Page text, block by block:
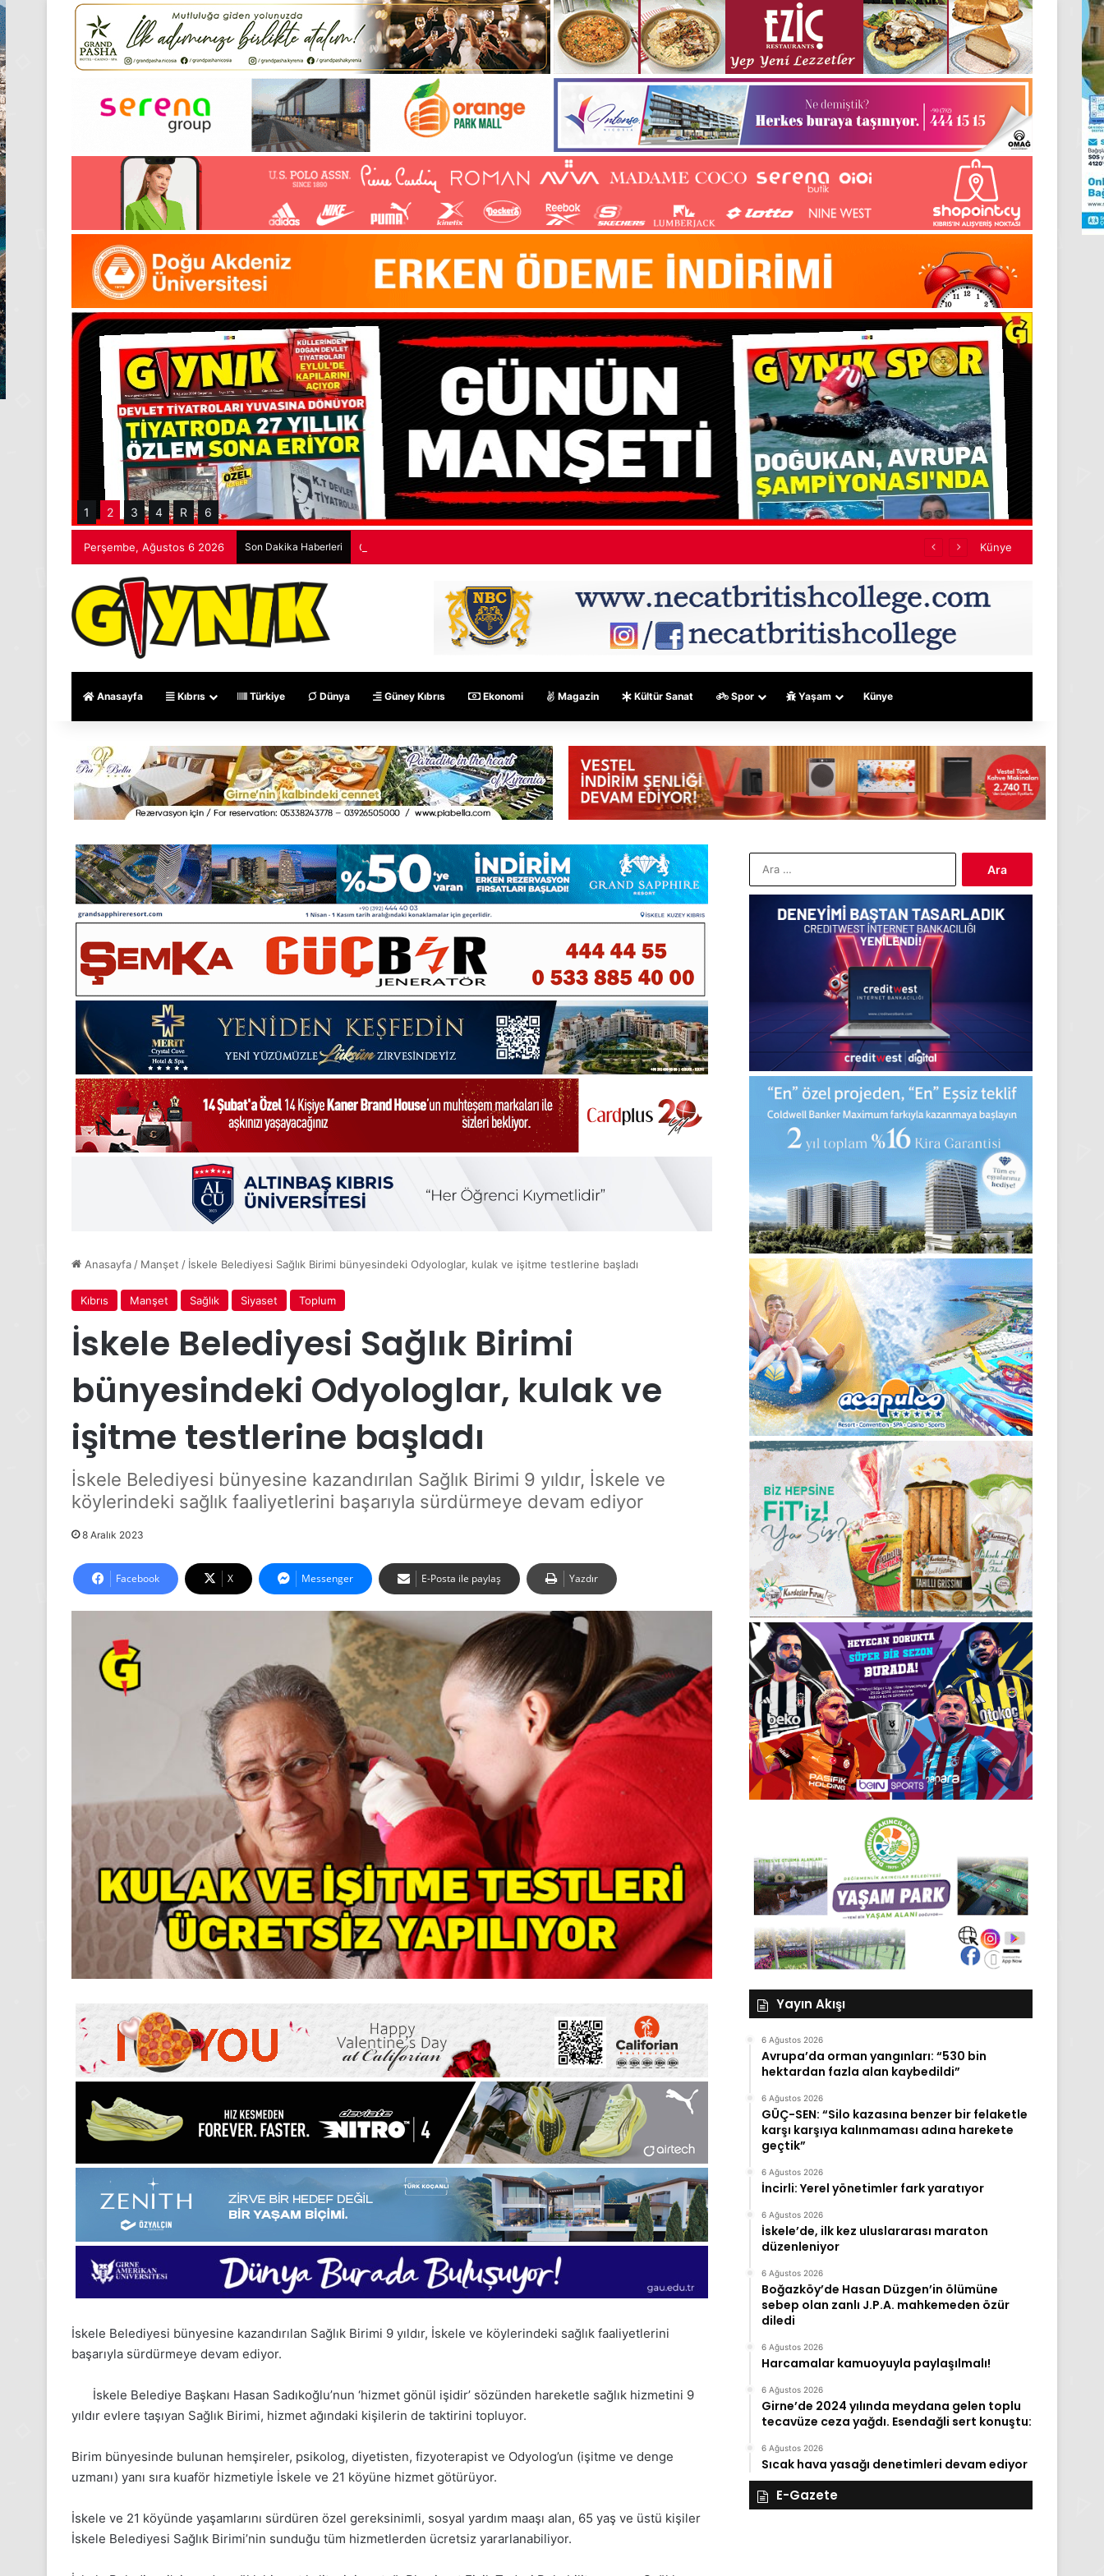
1 2 3 4 R 6
Perşembe, Ağustos 6 2026 Son Dakika Haberleri GÜÇ-SEN: “Silo kazasına benzer bir felaketle karşı karşıya kalınmaması adına harekete geçtik” Künye
Anasayfa Kıbrıs Türkiye Dünya Güney Kıbrıs Ekonomi Magazin Kültür Sanat Spor Yaşam Künye
Anasayfa / Manşet / İskele Belediyesi Sağlık Birimi bünyesindeki Odyologlar, kulak ve işitme testlerine başladı
Kıbrıs Manşet Sağlık Siyaset Toplum
İskele Belediyesi Sağlık Birimi
bünyesindeki Odyologlar, kulak ve
işitme testlerine başladı
İskele Belediyesi bünyesine kazandırılan Sağlık Birimi 9 yıldır, İskele ve
köylerindeki sağlık faaliyetlerini başarıyla sürdürmeye devam ediyor
8 Aralık 2023
Facebook X Messenger E-Posta ile paylaş Yazdır
İskele Belediyesi bünyesine kazandırılan Sağlık Birimi 9 yıldır, İskele ve köylerindeki sağlık faaliyetlerini
başarıyla sürdürmeye devam ediyor.
İskele Belediye Başkanı Hasan Sadıkoğlu’nun ‘hizmet gönül işidir’ sözünden hareketle sağlık hizmetini 9
yıldır evlere taşıyan Sağlık Birimi, hizmet ağındaki kişilerin de taktirini topluyor.
Birim bünyesinde bulunan hemşireler, psikolog, diyetisten, fizyoterapist ve Odyolog’un (işitme ve denge
uzmanı) yanı sıra kuaför hizmetiyle İskele ve 21 köyüne hizmet götürüyor.
İskele ve 21 köyünde yaşamlarını sürdüren özel gereksinimli, sosyal yardım maaşı alan, 65 yaş ve üstü kişiler
İskele Belediyesi Sağlık Birimi’nin sunduğu tüm hizmetlerden ücretsiz yararlanabiliyor.
Yayın Akışı
6 Ağustos 2026
Avrupa’da orman yangınları: “530 bin
hektardan fazla alan kaybedildi”
6 Ağustos 2026
GÜÇ-SEN: “Silo kazasına benzer bir felaketle
karşı karşıya kalınmaması adına harekete
geçtik”
6 Ağustos 2026
İncirli: Yerel yönetimler fark yaratıyor
6 Ağustos 2026
İskele’de, ilk kez uluslararası maraton
düzenleniyor
6 Ağustos 2026
Boğazköy’de Hasan Düzgen’in ölümüne
sebep olan zanlı J.P.A. mahkemeden özür
diledi
6 Ağustos 2026
Harcamalar kamuoyuyla paylaşılmalı!
6 Ağustos 2026
Girne’de 2024 yılında meydana gelen toplu
tecavüze ceza yağdı. Esendağli sert konuştu:
6 Ağustos 2026
Sıcak hava yasağı denetimleri devam ediyor
E-Gazete
24
1